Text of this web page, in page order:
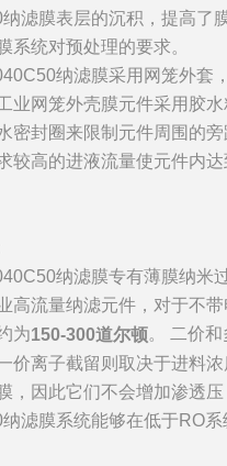
滤膜表层的沉积，提高了
系统对预处理的要求。
纳滤膜采用网笼外套
业网笼外壳膜元件采用胶
密封圈来限制元件周围的
较高的进液流量使元件内
纳滤膜专有薄膜纳米
高流量纳滤元件，对于不
为150-300道尔顿。 二价
价离子截留则取决于进料
，因此它们不会增加渗透
滤膜系统能够在低于RO